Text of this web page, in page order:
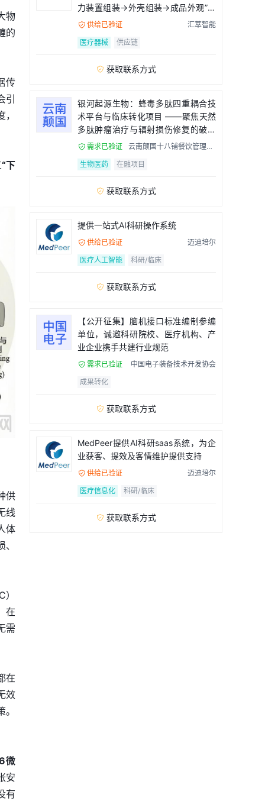
物
的
传
“下
供
线
体
在
需
在
效
微
安
有
力装置组装→外壳组装→成品外观”全
流程
 供给已验证
汇萃智能
医疗器械
供应链
 获取联系方式
银河起源生物：蜂毒多肽四重耦合技
术平台与临床转化项目 ——聚焦天然
多肽肿瘤治疗与辐射损伤修复的破局
者
 需求已验证
云南颠国十八铺餐饮管理有
生物医药
在融项目
 获取联系方式
提供一站式AI科研操作系统
 供给已验证
迈迪培尔
医疗人工智能
科研/临床
 获取联系方式
【公开征集】脑机接口标准编制参编
单位，诚邀科研院校、医疗机构、产
业企业携手共建行业规范
 需求已验证
中国电子装备技术开发协会
成果转化
 获取联系方式
MedPeer提供AI科研saas系统，为企
业获客、提效及客情维护提供支持
 供给已验证
迈迪培尔
医疗信息化
科研/临床
 获取联系方式